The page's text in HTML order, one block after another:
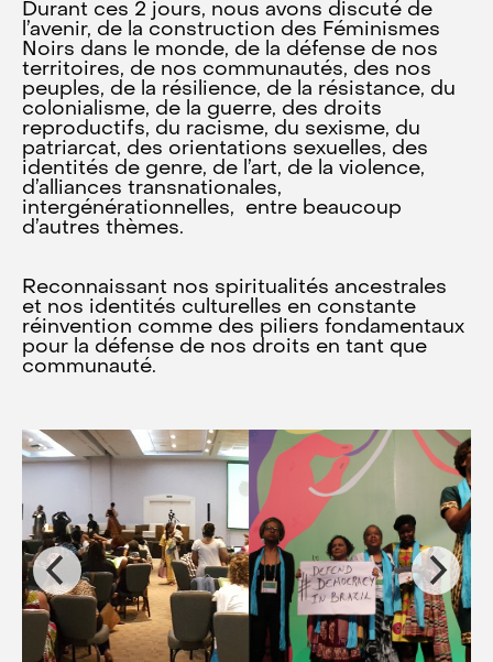
Durant ces 2 jours, nous avons discuté de
l’avenir, de la construction des Féminismes
Noirs dans le monde, de la défense de nos
territoires, de nos communautés, des nos
peuples, de la résilience, de la résistance, du
colonialisme, de la guerre, des droits
reproductifs, du racisme, du sexisme, du
patriarcat, des orientations sexuelles, des
identités de genre, de l’art, de la violence,
d’alliances transnationales,
intergénérationnelles, entre beaucoup
d’autres thèmes.
Reconnaissant nos spiritualités ancestrales
et nos identités culturelles en constante
réinvention comme des piliers fondamentaux
pour la défense de nos droits en tant que
communauté.